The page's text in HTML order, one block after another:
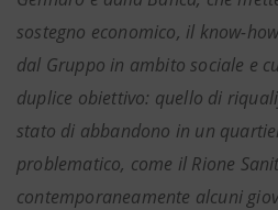
sostegno economico, il know-
dal Gruppo in ambito sociale e
duplice obiettivo: quello di
stato di abbandono in un
problematico, come il Rione
contemporaneamente alcuni